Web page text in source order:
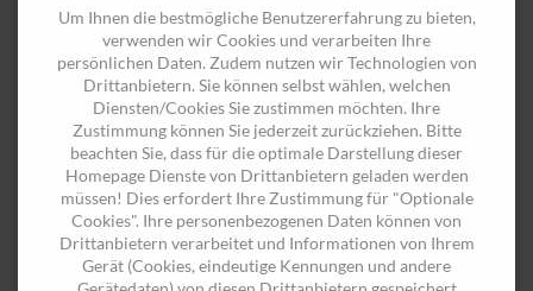
Hausfassade gestalten - Modeschmuck für Ihre
Immobilie
Durch verschiedenste Schmuckelemente, Schlusssteine oder
Gesimse können gestalterische Highlights an Ihrer Fassade
gesetzt werden. Das Erscheinungsbild Ihrer Fassade wird so
optisch aufgewertet.
Was könnte zu Ihrem Objekt passen? Wir beraten Sie
gerne!
Um Ihnen die bestmögliche Benutzererfahrung zu bieten,
verwenden wir Cookies und verarbeiten Ihre
persönlichen Daten. Zudem nutzen wir Technologien von
Drittanbietern. Sie können selbst wählen, welchen
Diensten/Cookies Sie zustimmen möchten. Ihre
Zustimmung können Sie jederzeit zurückziehen. Bitte
beachten Sie, dass für die optimale Darstellung dieser
Homepage Dienste von Drittanbietern geladen werden
müssen! Dies erfordert Ihre Zustimmung für "Optionale
Cookies". Ihre personenbezogenen Daten können von
Drittanbietern verarbeitet und Informationen von Ihrem
Gerät (Cookies, eindeutige Kennungen und andere